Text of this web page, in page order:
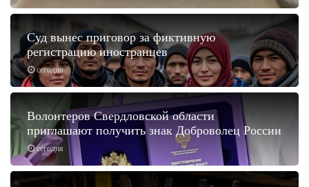
сегодня
Суд вынес приговор за фиктивную
регистрацию иностранцев
сегодня
Волонтеров Свердловской области
приглашают получить знак Доброволец России